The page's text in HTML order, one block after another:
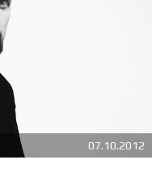
07.10.2012